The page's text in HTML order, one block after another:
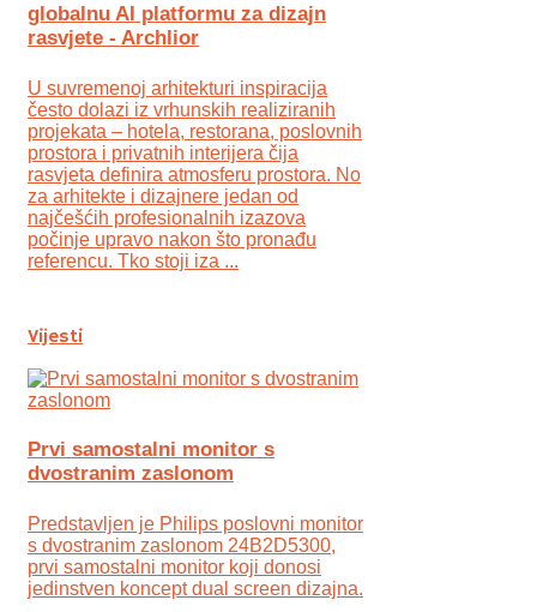
globalnu AI platformu za dizajn
rasvjete - Archlior
U suvremenoj arhitekturi inspiracija
često dolazi iz vrhunskih realiziranih
projekata – hotela, restorana, poslovnih
prostora i privatnih interijera čija
rasvjeta definira atmosferu prostora. No
za arhitekte i dizajnere jedan od
najčešćih profesionalnih izazova
počinje upravo nakon što pronađu
referencu. Tko stoji iza ...
Vijesti
Prvi samostalni monitor s
dvostranim zaslonom
Predstavljen je Philips poslovni monitor
s dvostranim zaslonom 24B2D5300,
prvi samostalni monitor koji donosi
jedinstven koncept dual screen dizajna.